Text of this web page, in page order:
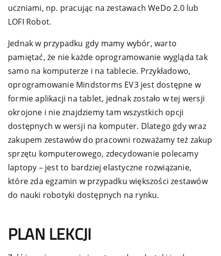
uczniami, np. pracując na zestawach WeDo 2.0 lub
LOFI Robot.
Jednak w przypadku gdy mamy wybór, warto
pamiętać, że nie każde oprogramowanie wygląda tak
samo na komputerze i na tablecie. Przykładowo,
oprogramowanie Mindstorms EV3 jest dostępne w
formie aplikacji na tablet, jednak zostało w tej wersji
okrojone i nie znajdziemy tam wszystkich opcji
dostępnych w wersji na komputer. Dlatego gdy wraz
zakupem zestawów do pracowni rozważamy też zakup
sprzętu komputerowego, zdecydowanie polecamy
laptopy – jest to bardziej elastyczne rozwiązanie,
które zda egzamin w przypadku większości zestawów
do nauki robotyki dostępnych na rynku.
PLAN LEKCJI